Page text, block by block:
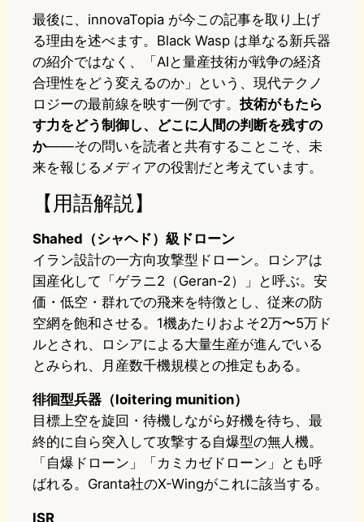
最後に、innovaTopia が今この記事を取り上げ
る理由を述べます。Black Wasp は単なる新兵器
の紹介ではなく、「AIと量産技術が戦争の経済
合理性をどう変えるのか」という、現代テクノ
ロジーの最前線を映す一例です。 技術がもたら
す力をどう制御し、どこに人間の判断を残すの
か――その問いを読者と共有することこそ、未
来を報じるメディアの役割だと考えています。
【用語解説】
Shahed（シャヘド）級ドローン
イラン設計の一方向攻撃型ドローン。ロシアは
国産化して「ゲラニ2（Geran-2）」と呼ぶ。安
価・低空・群れでの飛来を特徴とし、従来の防
空網を飽和させる。1機あたりおよそ2万〜5万ド
ルとされ、ロシアによる大量生産が進んでいる
とみられ、月産数千機規模との推定もある。
徘徊型兵器（loitering munition）
目標上空を旋回・待機しながら好機を待ち、最
終的に自ら突入して攻撃する自爆型の無人機。
「自爆ドローン」「カミカゼドローン」とも呼
ばれる。Granta社のX-Wingがこれに該当する。
ISR